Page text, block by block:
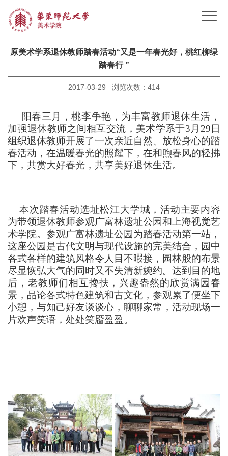
原美术学系退休教师踏春活动“又是一年春光好，桃红柳绿
踏春行 ”
2017-03-29 浏览次数： 414
阳春三月，桃李争艳，为丰富教师退休生活，
加强退休教师之间相互交流，美术学系于3月29日
组织退休教师开展了一次亲近自然、放松身心的踏
春活动，在温暖春光的照耀下，在和煦春风的轻拂
下，共赏大好春光，共享美好退休生活。
本次踏春活动选址松江大学城，活动主要内容
为带领退休教师参观广富林遗址公园和上海视觉艺
术学院。参观广富林遗址公园为踏春活动第一站，
这座公园是古代文明与现代设施的完美结合，园中
各式各样的建筑风格令人目不暇接，园林般的布景
尽显恢弘大气的同时又不失清新婉约。达到目的地
后，老教师们相互搀扶，兴趣盎然的欣赏满园春
景，品论各式特色建筑和古文化，参观累了便坐下
小憩，与知己好友谈谈心，聊聊家常，活动现场一
片欢声笑语，处处笑靥盈盈。